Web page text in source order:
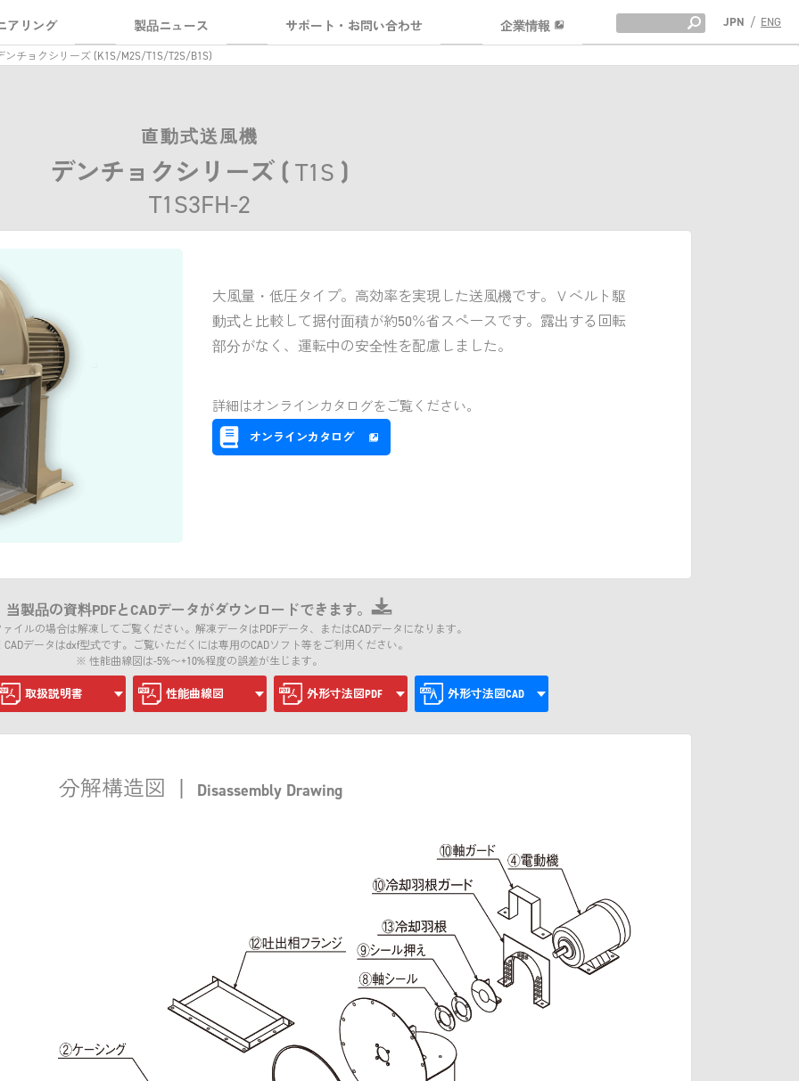
JPN / ENG
アリング 製品ニュース サポート・お問い合わせ 企業情報
ンチョクシリーズ (K1S/M2S/T1S/T2S/B1S)
直動式送風機
デンチョクシリーズ (T1S )
T1S3FH-2
大風量・低圧タイプ。高効率を実現した送風機です。Ｖベルト駆
動式と比較して据付面積が約50％省スペースです。露出する回転
部分がなく、運転中の安全性を配慮しました。
詳細はオンラインカタログをご覧ください。
オンラインカタログ
当製品の資料PDFとCADデータがダウンロードできます。
イルの場合は解凍してご覧ください。解凍データはPDFデータ、またはCADデータになります。
データはdxf型式です。ご覧いただくには専用のCADソフト等をご利用ください。
※ 性能曲線図は-5%〜+10%程度の誤差が生じます。
取扱説明書 性能曲線図 外形寸法図PDF 外形寸法図CAD
分解構造図 Disassembly Drawing